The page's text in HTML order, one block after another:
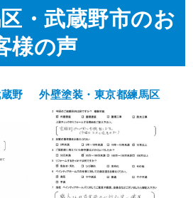
・武蔵野市のお
様の声
野
外壁塗装・東京都練馬区